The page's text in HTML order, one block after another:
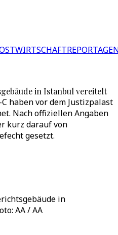
WIRTSCHAFT
in Istanbul vereitelt
haben vor dem Justizpalast
Nach offiziellen Angaben
kurz darauf von
gesetzt.
in
AA / AA